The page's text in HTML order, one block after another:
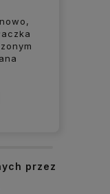
przez